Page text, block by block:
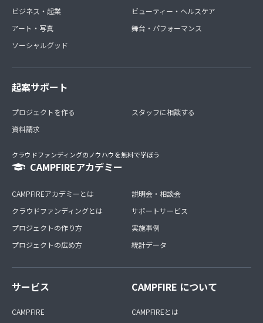
ビジネス・起業
アート・写真
ソーシャルグッド
ビューティー・ヘルスケア
舞台・パフォーマンス
起案サポート
プロジェクトを作る
資料請求
スタッフに相談する
クラウドファンディングのノウハウを無料で学ぼう
CAMPFIREアカデミー
CAMPFIREアカデミーとは
クラウドファンディングとは
プロジェクトの作り方
プロジェクトの広め方
説明会・相談会
サポートサービス
実施事例
統計データ
サービス
CAMPFIRE
CAMPFIRE について
CAMPFIREとは